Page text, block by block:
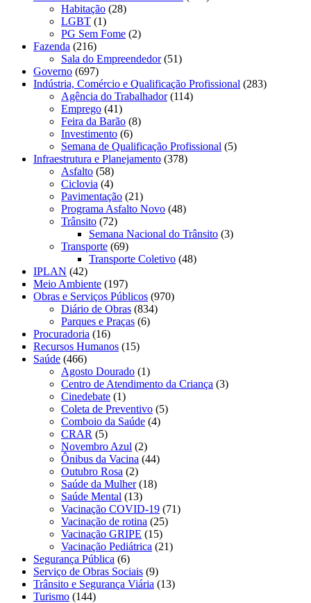
Habitação (28)
LGBT (1)
PG Sem Fome (2)
Fazenda (216)
Sala do Empreendedor(51)
Governo (697)
Indústria, Comércio e Qualificação Profissional (283)
Agência do Trabalhador(114)
Emprego (41)
Feira da Barão (8)
Investimento (6)
Semana de Qualificação Profissional (5)
Infraestrutura e Planejamento (378)
Asfalto (58)
Ciclovia (4)
Pavimentação (21)
Programa Asfalto Novo (48)
Trânsito (72)
Semana Nacional do Trânsito (3)
Transporte (69)
Transporte Coletivo (48)
IPLAN (42)
Meio Ambiente (197)
Obras e Serviços Públicos (970)
Diário de Obras (834)
Parques e Praças (6)
Procuradoria (16)
Recursos Humanos (15)
Saúde (466)
Agosto Dourado (1)
Centro de Atendimento da Criança (3)
Cinedebate (1)
Coleta de Preventivo (5)
Comboio da Saúde (4)
CRAR (5)
Novembro Azul (2)
Ônibus da Vacina (44)
Outubro Rosa (2)
Saúde da Mulher(18)
Saúde Mental (13)
Vacinação COVID-19 (71)
Vacinação de rotina (25)
Vacinação GRIPE (15)
Vacinação Pediátrica (21)
Segurança Pública (6)
Serviço de Obras Sociais (9)
Trânsito e Segurança Viária (13)
Turismo (144)